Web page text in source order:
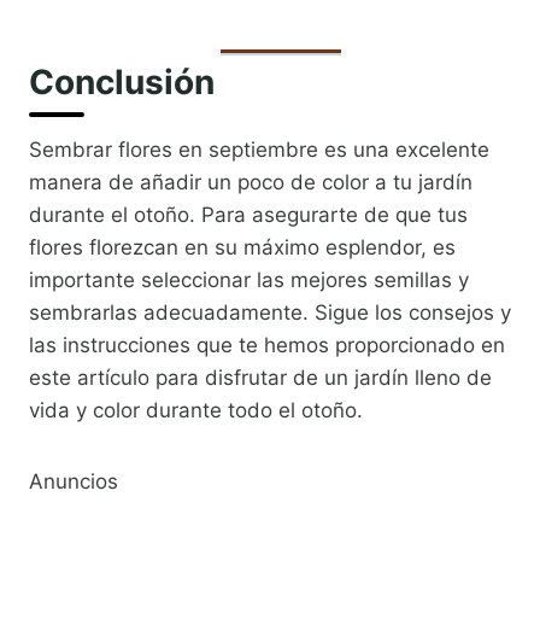
Conclusión
Sembrar flores en septiembre es una excelente
manera de añadir un poco de color a tu jardín
durante el otoño. Para asegurarte de que tus
flores florezcan en su máximo esplendor, es
importante seleccionar las mejores semillas y
sembrarlas adecuadamente. Sigue los consejos y
las instrucciones que te hemos proporcionado en
este artículo para disfrutar de un jardín lleno de
vida y color durante todo el otoño.
Anuncios